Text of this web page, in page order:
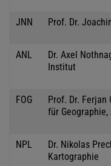
JNN Prof. Dr.
ANL
Dr. Axel
Institut
FOG
Prof. Dr.
für Geographie,
NPL
Dr. Nikolas
Kartographie